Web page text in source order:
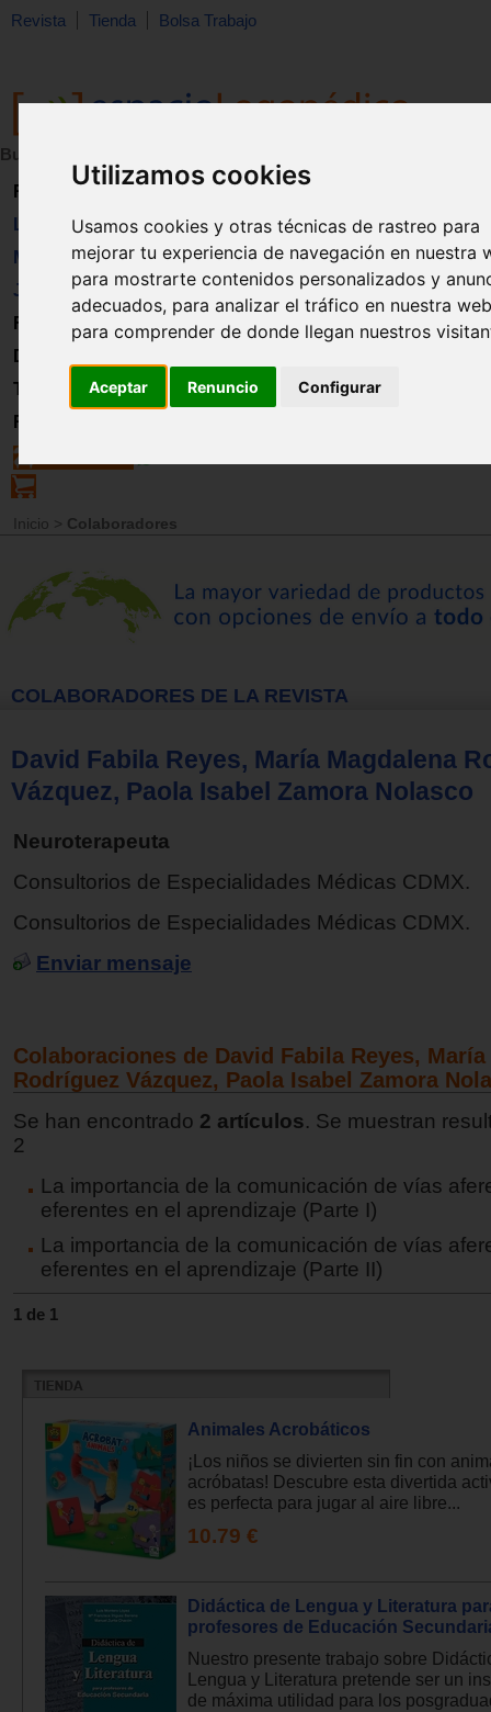
Utilizamos cookies
Usamos cookies y otras técnicas de rastreo para
mejorar tu experiencia de navegación en nuestra
para mostrarte contenidos personalizados y
adecuados, para analizar el tráfico en nuestra
para comprender de donde llegan nuestros
Aceptar Renuncio Configurar
Revista Tienda Bolsa Trabajo
Buscar:
Revista
Libros
Material
Juguetes
Formación
Directorio
Trabajo
Registro
Inicio > Colaboradores
COLABORADORES DE LA REVISTA
David Fabila Reyes, María Magdalena
Vázquez, Paola Isabel Zamora Nolasco
Neuroterapeuta
Consultorios de Especialidades Médicas CDMX.
Consultorios de Especialidades Médicas CDMX.
Enviar mensaje
Colaboraciones de David Fabila Reyes, María
Rodríguez Vázquez, Paola Isabel Zamora
Se han encontrado 2 artículos. Se muestran
2
La importancia de la comunicación de vías
eferentes en el aprendizaje (Parte I)
La importancia de la comunicación de vías
eferentes en el aprendizaje (Parte II)
1 de 1
Animales Acrobáticos
¡Los niños se divierten sin fin con
acróbatas! Descubre esta divertida
es perfecta para jugar al aire libre...
10.79 €
Didáctica de Lengua y Literatura
profesores de Educación
Nuestro presente trabajo sobre
Lengua y Literatura pretende ser un
de máxima utilidad para los